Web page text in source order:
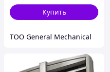
Купить
ТОО General Mechanical